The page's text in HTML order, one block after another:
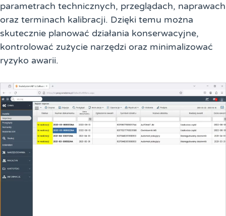
parametrach technicznych, przeglądach, naprawach
oraz terminach kalibracji. Dzięki temu można
skutecznie planować działania konserwacyjne,
kontrolować zużycie narzędzi oraz minimalizować
ryzyko awarii.